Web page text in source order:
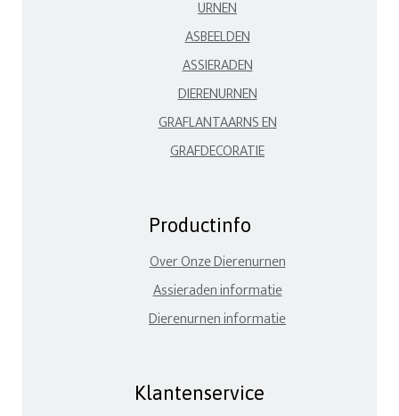
URNEN
ASBEELDEN
ASSIERADEN
DIERENURNEN
GRAFLANTAARNS EN
GRAFDECORATIE
Productinfo
Over Onze Dierenurnen
Assieraden informatie
Dierenurnen informatie
Klantenservice